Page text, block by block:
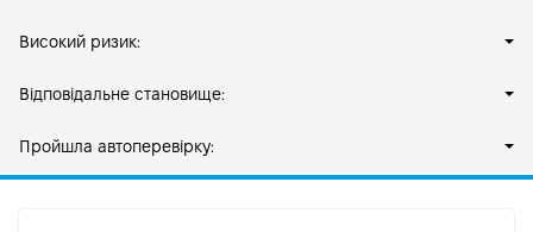
Високий ризик:
Відповідальне становище:
Пройшла автоперевірку: